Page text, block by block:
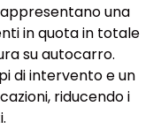
una
in quota in totale
su autocarro.
di intervento e un
riducendo i